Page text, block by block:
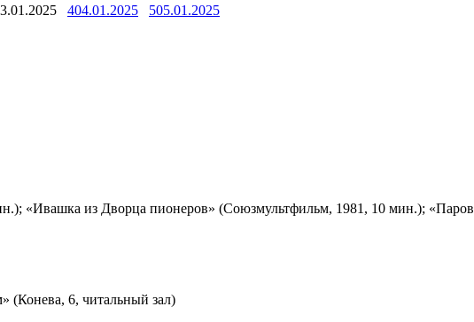
404.01.2025 505.01.2025
«Ивашка из Дворца пионеров» (Союзмультфильм, 1981, 10 мин.);
(Конева, 6, читальный зал)